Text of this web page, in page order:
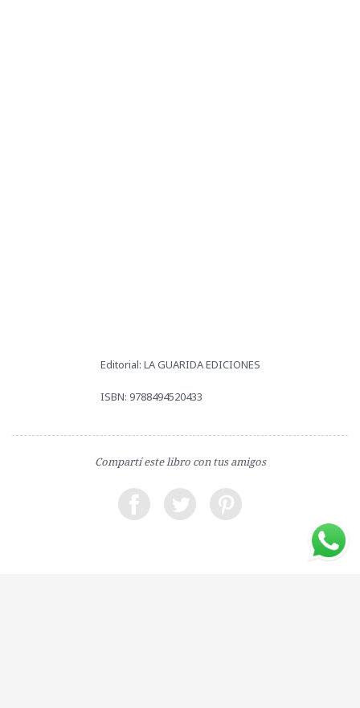
Editorial: LA GUARIDA EDICIONES
ISBN: 9788494520433
Compartí este libro con tus amigos